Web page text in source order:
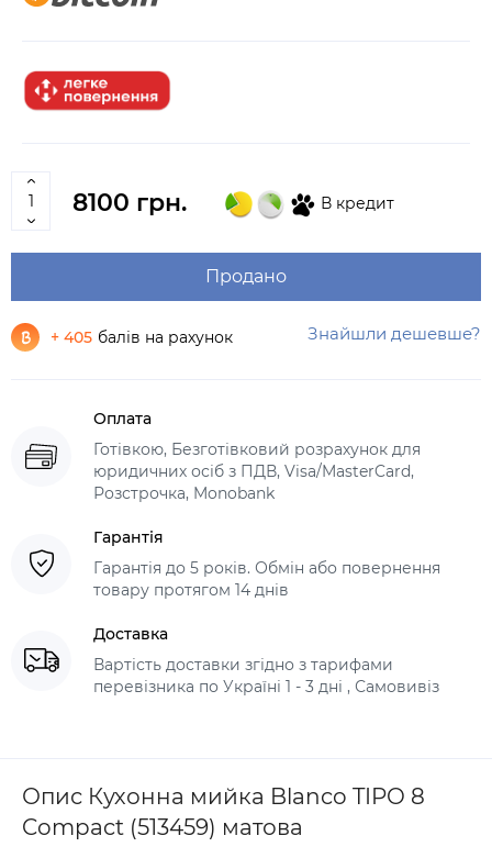
8100 грн. В кредит
Продано
+ 405 балів на рахунок Знайшли дешевше?
Оплата
Готівкою, Безготівковий розрахунок для
юридичних осіб з ПДВ, Visa/MasterCard,
Розстрочка, Monobank
Гарантія
Гарантія до 5 років. Обмін або повернення
товару протягом 14 днів
Доставка
Вартість доставки згідно з тарифами
перевізника по Україні 1 - 3 дні , Самовивіз
Опис Кухонна мийка Blanco TIPO 8
Compact (513459) матова